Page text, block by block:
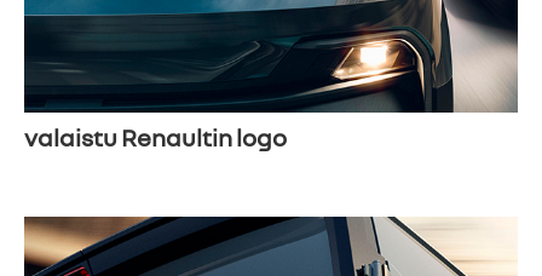
valaistu Renaultin logo